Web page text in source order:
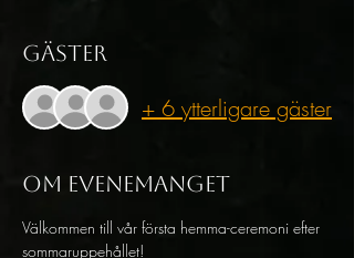
Gäster
+ 6 ytterligare gäster
Om evenemanget
Välkommen till vår första hemma-ceremoni efter
sommaruppehållet!